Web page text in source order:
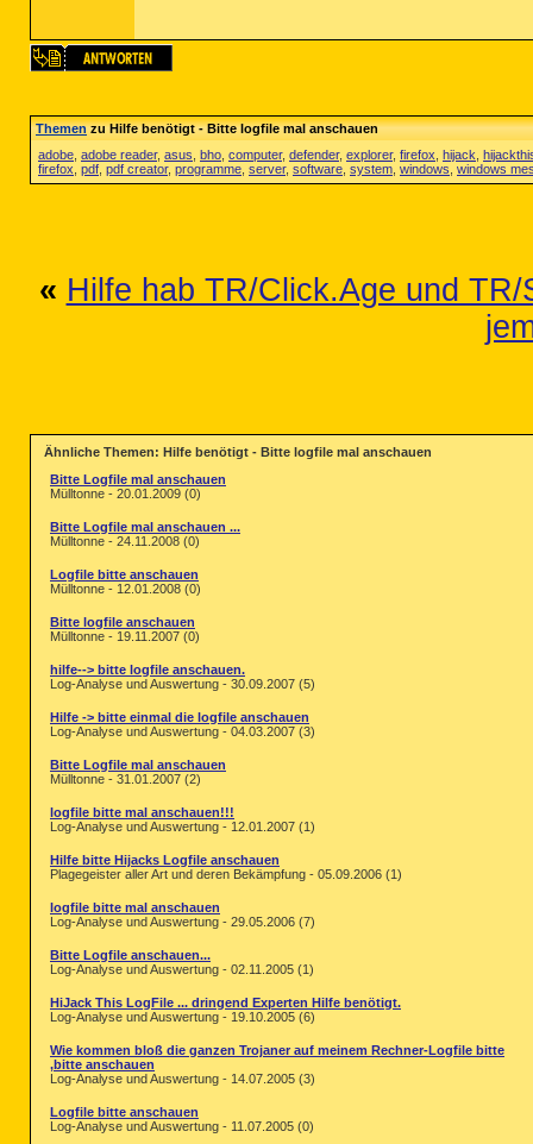
Themenzu Hilfe benötigt - Bitte logfile mal anschauen
adobe adobe reader, asus bho computer, defender, explorer, firefox hijack
firefox pdf pdf creator, programme server, software system windows windows
« Hilfe hab TR/Click.Age und TR/
Ähnliche Themen: Hilfe benötigt - Bitte logfile mal anschauen
Bitte Logfile mal anschauen
Mülltonne - 20.01.2009 (0)
Bitte Logfile mal anschauen ...
Mülltonne - 24.11.2008 (0)
Logfile bitte anschauen
Mülltonne - 12.01.2008 (0)
Bitte logfile anschauen
Mülltonne - 19.11.2007 (0)
hilfe--> bitte logfile anschauen.
Log-Analyse und Auswertung - 30.09.2007 (5)
Hilfe -> bitte einmal die logfile anschauen
Log-Analyse und Auswertung - 04.03.2007 (3)
Bitte Logfile mal anschauen
Mülltonne - 31.01.2007 (2)
logfile bitte mal anschauen!!!
Log-Analyse und Auswertung - 12.01.2007 (1)
Hilfe bitte Hijacks Logfile anschauen
Plagegeister aller Art und deren Bekämpfung - 05.09.2006 (1)
logfile bitte mal anschauen
Log-Analyse und Auswertung - 29.05.2006 (7)
Bitte Logfile anschauen...
Log-Analyse und Auswertung - 02.11.2005 (1)
HiJack This LogFile ... dringend Experten Hilfe benötigt.
Log-Analyse und Auswertung - 19.10.2005 (6)
Wie kommen bloß die ganzen Trojaner auf meinem Rechner-Logfile bitte
,bitte anschauen
Log-Analyse und Auswertung - 14.07.2005 (3)
Logfile bitte anschauen
Log-Analyse und Auswertung - 11.07.2005 (0)